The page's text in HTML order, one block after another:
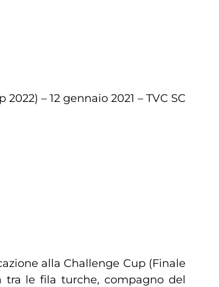
– 12 gennaio 2021 – TVC SC
alla Challenge Cup (Finale
tra le fila turche, compagno del